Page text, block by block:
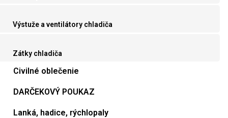
Výstuže a ventilátory chladiča
Zátky chladiča
Civilné oblečenie
DARČEKOVÝ POUKAZ
Lanká, hadice, rýchlopaly